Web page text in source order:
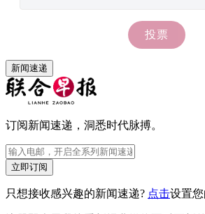
新闻速递
订阅新闻速递，洞悉时代脉搏。
立即订阅
只想接收感兴趣的新闻速递? 点击设置您